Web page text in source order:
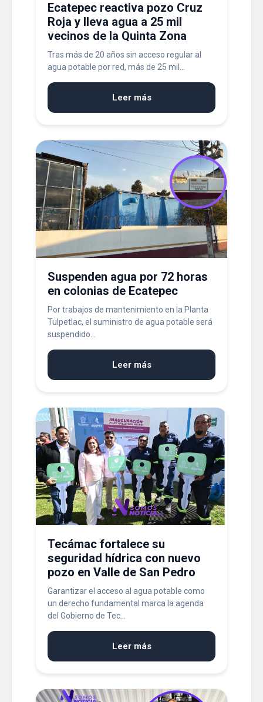
Ecatepec reactiva pozo Cruz
Roja y lleva agua a 25 mil
vecinos de la Quinta Zona
Tras más de 20 años sin acceso regular al
agua potable por red, más de 25 mil...
Leer más
Suspenden agua por 72 horas
en colonias de Ecatepec
Por trabajos de mantenimiento en la Planta
Tulpetlac, el suministro de agua potable será
suspendido...
Leer más
Tecámac fortalece su
seguridad hídrica con nuevo
pozo en Valle de San Pedro
Garantizar el acceso al agua potable como
un derecho fundamental marca la agenda
del Gobierno de Tec...
Leer más